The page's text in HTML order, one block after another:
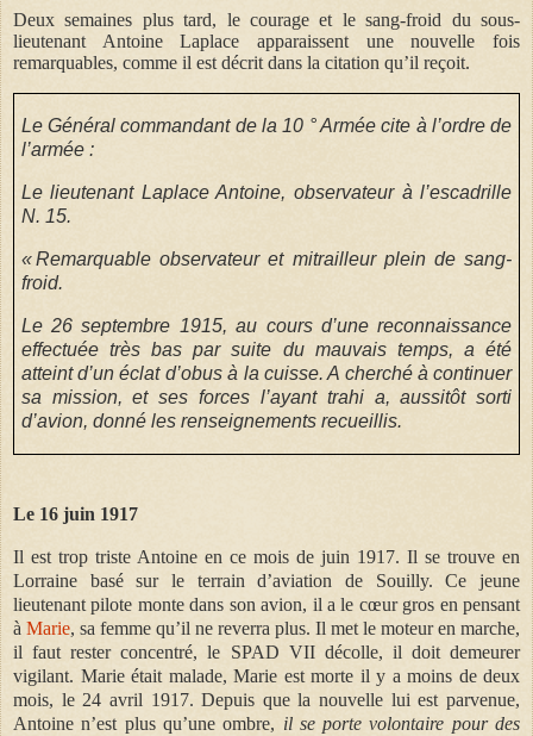
Deux semaines plus tard, le courage et le sang-froid du sous-
lieutenant Antoine Laplace apparaissent une nouvelle fois
remarquables, comme il est décrit dans la citation qu’il reçoit.
Le Général commandant de la 10 ° Armée cite à l’ordre de
l’armée :
Le lieutenant Laplace Antoine, observateur à l’escadrille
N. 15.
« Remarquable observateur et mitrailleur plein de sang-
froid.
Le 26 septembre 1915, au cours d’une reconnaissance
effectuée très bas par suite du mauvais temps, a été
atteint d’un éclat d’obus à la cuisse. A cherché à continuer
sa mission, et ses forces l’ayant trahi a, aussitôt sorti
d’avion, donné les renseignements recueillis.
Le 16 juin 1917
Il est trop triste Antoine en ce mois de juin 1917. Il se trouve en
Lorraine basé sur le terrain d’aviation de Souilly.Ce jeune
lieutenant pilote monte dans son avion, il a le cœur gros en pensant
à Marie, sa femme qu’il ne reverra plus. Il met le moteur en marche,
il faut rester concentré, le SPAD VII décolle, il doit demeurer
vigilant. Marie était malade, Marie est morte il y a moins de deux
mois, le 24 avril 1917. Depuis que la nouvelle lui est parvenue,
Antoine n’est plus qu’une ombre, il se porte volontaire pour des